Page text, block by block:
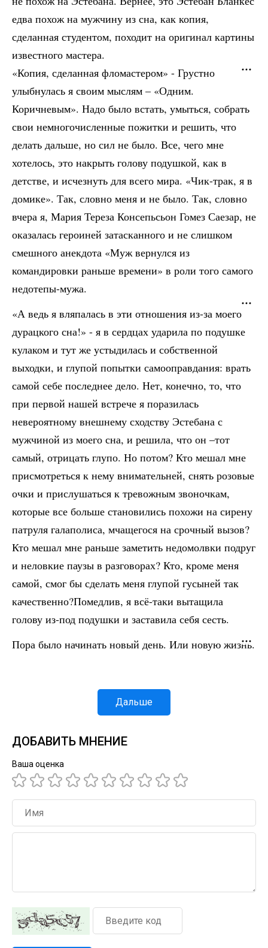
едва похож на мужчину из сна, как копия,
сделанная студентом, походит на оригинал картины
известного мастера.
«Копия, сделанная фломастером» - Грустно
улыбнулась я своим мыслям – «Одним.
Коричневым». Надо было встать, умыться, собрать
свои немногочисленные пожитки и решить, что
делать дальше, но сил не было. Все, чего мне
хотелось, это накрыть голову подушкой, как в
детстве, и исчезнуть для всего мира. «Чик-трак, я в
домике». Так, словно меня и не было. Так, словно
вчера я, Мария Тереза Консепьсьон Гомез Саезар, не
оказалась героиней затасканного и не слишком
смешного анекдота «Муж вернулся из
командировки раньше времени» в роли того самого
недотепы-мужа.
«А ведь я вляпалась в эти отношения из-за моего
дурацкого сна!» - я в сердцах ударила по подушке
кулаком и тут же устыдилась и собственной
выходки, и глупой попытки самооправдания: врать
самой себе последнее дело. Нет, конечно, то, что
при первой нашей встрече я поразилась
невероятному внешнему сходству Эстебана с
мужчиной из моего сна, и решила, что он –тот
самый, отрицать глупо. Но потом? Кто мешал мне
присмотреться к нему внимательней, снять розовые
очки и прислушаться к тревожным звоночкам,
которые все больше становились похожи на сирену
патруля галаполиса, мчащегося на срочный вызов?
Кто мешал мне раньше заметить недомолвки подруг
и неловкие паузы в разговорах? Кто, кроме меня
самой, смог бы сделать меня глупой гусыней так
качественно?Помедлив, я всё-таки вытащила
голову из-под подушки и заставила себя сесть.
Пора было начинать новый день. Или новую жизнь.
Дальше
ДОБАВИТЬ МНЕНИЕ
Ваша оценка